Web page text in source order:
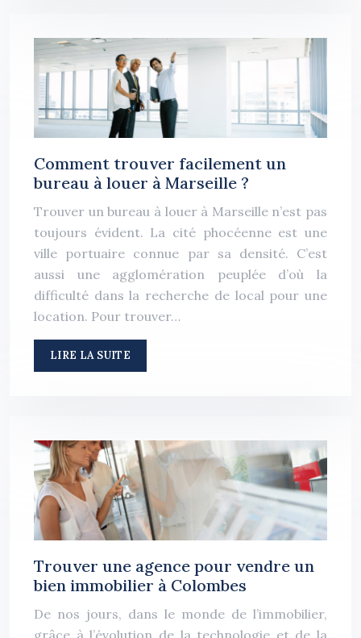
Comment trouver facilement un
bureau à louer à Marseille ?
Trouver un bureau à louer à Marseille n’est pas
toujours évident. La cité phocéenne est une
ville portuaire connue par sa densité. C’est
aussi une agglomération peuplée d’où la
difficulté dans la recherche de local pour une
location. Pour trouver…
LIRE LA SUITE
Trouver une agence pour vendre un
bien immobilier à Colombes
De nos jours, dans le monde de l’immobilier,
grâce à l’évolution de la technologie et de la